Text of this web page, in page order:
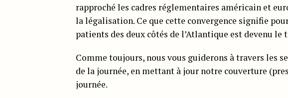
rapproché les cadres réglementaires américain et
la légalisation. Ce que cette convergence signifie
patients des deux côtés de l’Atlantique est devenu le
Comme toujours, nous vous guiderons à travers les
de la journée, en mettant à jour notre couverture
journée.